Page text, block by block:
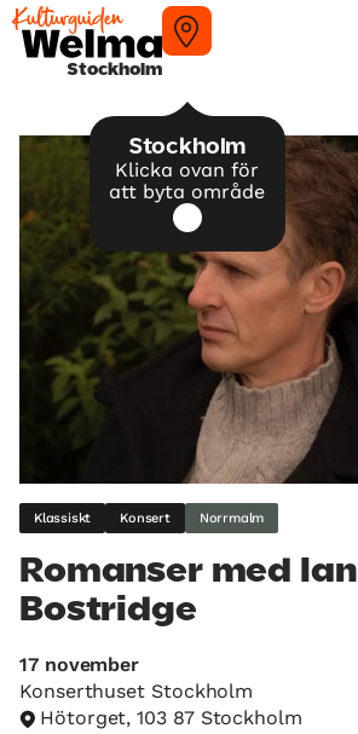
Stockholm
Stockholm
Klicka ovan för
att byta område
Klassiskt Konsert Norrmalm
Romanser med Ian
Bostridge
17 november
Konserthuset Stockholm
Hötorget, 103 87 Stockholm